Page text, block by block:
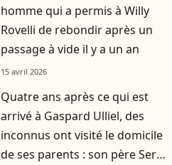
homme qui a permis à Willy
Rovelli de rebondir après un
passage à vide il y a un an
15 avril 2026
Quatre ans après ce qui est
arrivé à Gaspard Ulliel, des
inconnus ont visité le domicile
de ses parents : son père Serge